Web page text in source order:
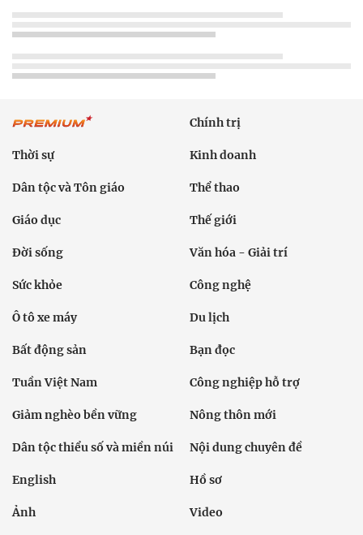
Chính trị
Thời sự Kinh doanh
Dân tộc và Tôn giáo Thể thao
Giáo dục Thế giới
Đời sống Văn hóa - Giải trí
Sức khỏe Công nghệ
Ô tô xe máy Du lịch
Bất động sản Bạn đọc
Tuần Việt Nam Công nghiệp hỗ trợ
Giảm nghèo bền vững Nông thôn mới
Dân tộc thiểu số và miền núi Nội dung chuyên đề
English Hồ sơ
Ảnh Video